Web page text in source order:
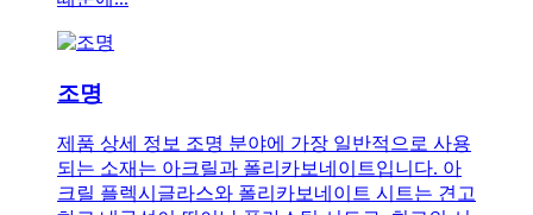
조명
제품 상세 정보 조명 분야에 가장 일반적으로 사용
되는 소재는 아크릴과 폴리카보네이트입니다. 아
크릴 플렉시글라스와 폴리카보네이트 시트는 견고